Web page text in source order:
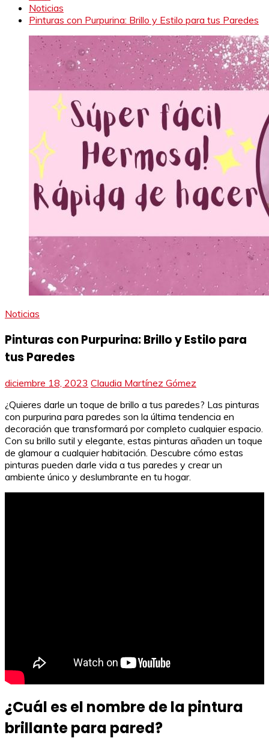
Noticias
Pinturas con Purpurina: Brillo y Estilo para tus Paredes
Noticias
Pinturas con Purpurina: Brillo y Estilo para
tus Paredes
diciembre 18, 2023 Claudia Martínez Gómez
¿Quieres darle un toque de brillo a tus paredes? Las pinturas
con purpurina para paredes son la última tendencia en
decoración que transformará por completo cualquier espacio.
Con su brillo sutil y elegante, estas pinturas añaden un toque
de glamour a cualquier habitación. Descubre cómo estas
pinturas pueden darle vida a tus paredes y crear un
ambiente único y deslumbrante en tu hogar.
¿Cuál es el nombre de la pintura
brillante para pared?